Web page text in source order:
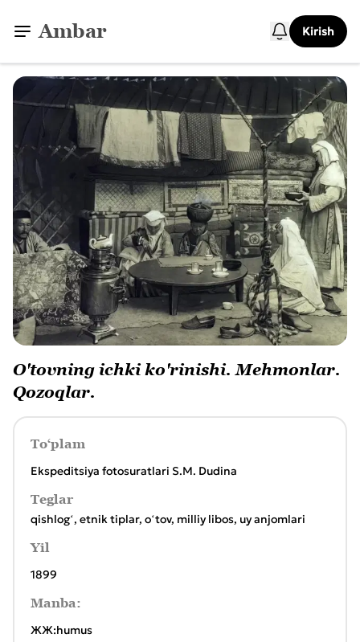
Ambar Kirish
O'tovning ichki ko'rinishi. Mehmonlar.
Qozoqlar.
To‘plam
Ekspeditsiya fotosuratlari S.M. Dudina
Teglar
qishlogʻ, etnik tiplar, оʻtov, milliy libos, uy anjomlari
Yil
1899
Manba:
ЖЖ:humus